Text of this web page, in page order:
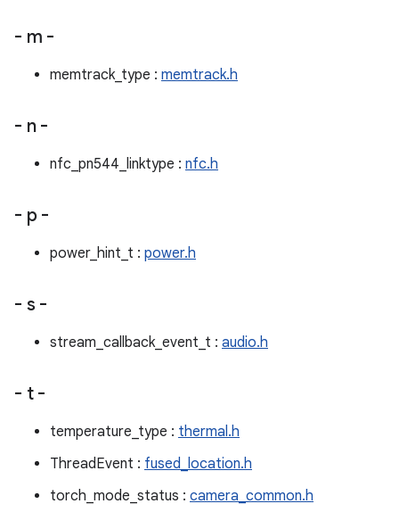
- m -
memtrack_type : memtrack.h
- n -
nfc_pn544_linktype : nfc.h
- p -
power_hint_t : power.h
- s -
stream_callback_event_t : audio.h
- t -
temperature_type : thermal.h
ThreadEvent : fused_location.h
torch_mode_status : camera_common.h